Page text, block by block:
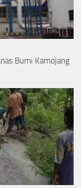
Bumi Kamojang